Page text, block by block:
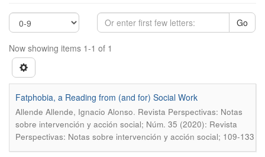
Go
Now showing items 1-1 of 1
Fatphobia, a Reading from (and for) Social Work
Allende Allende, Ignacio Alonso. Revista Perspectivas: Notas
sobre intervención y acción social; Núm. 35 (2020): Revista
Perspectivas: Notas sobre intervención y acción social; 109-133